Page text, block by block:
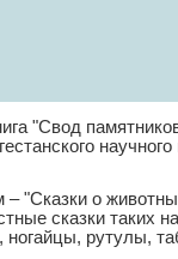
"Свод
– "Сказки о
сказки таких
рутулы,